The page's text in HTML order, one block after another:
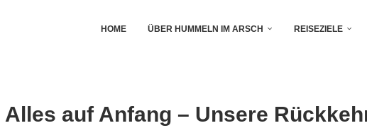
HOME ÜBER HUMMELN IM ARSCH REISEZIELE
Alles auf Anfang – Unsere